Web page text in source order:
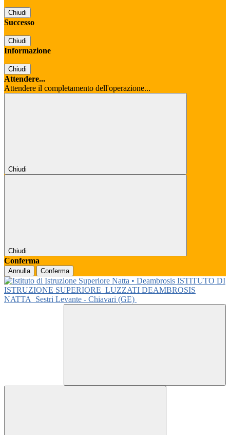
Chiudi
Successo
Chiudi
Informazione
Chiudi
Attendere...
Attendere il completamento dell'operazione...
Chiudi
Chiudi
Conferma
Annulla Conferma
ISTITUTO DI
ISTRUZIONE SUPERIORE LUZZATI DEAMBROSIS
NATTA
Sestri Levante - Chiavari (GE)